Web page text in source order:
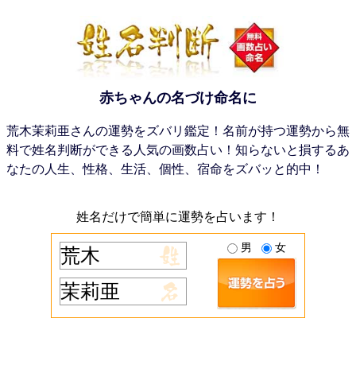
赤ちゃんの名づけ命名に
荒木茉莉亜さんの運勢をズバリ鑑定！名前が持つ運勢から無
料で姓名判断ができる人気の画数占い！知らないと損するあ
なたの人生、性格、生活、個性、宿命をズバッと的中！
姓名だけで簡単に運勢を占います！
男 女